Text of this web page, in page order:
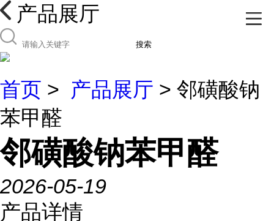
产品展厅
搜索
首页 > 产品展厅 > 邻磺酸钠
苯甲醛
邻磺酸钠苯甲醛
2026-05-19
产品详情